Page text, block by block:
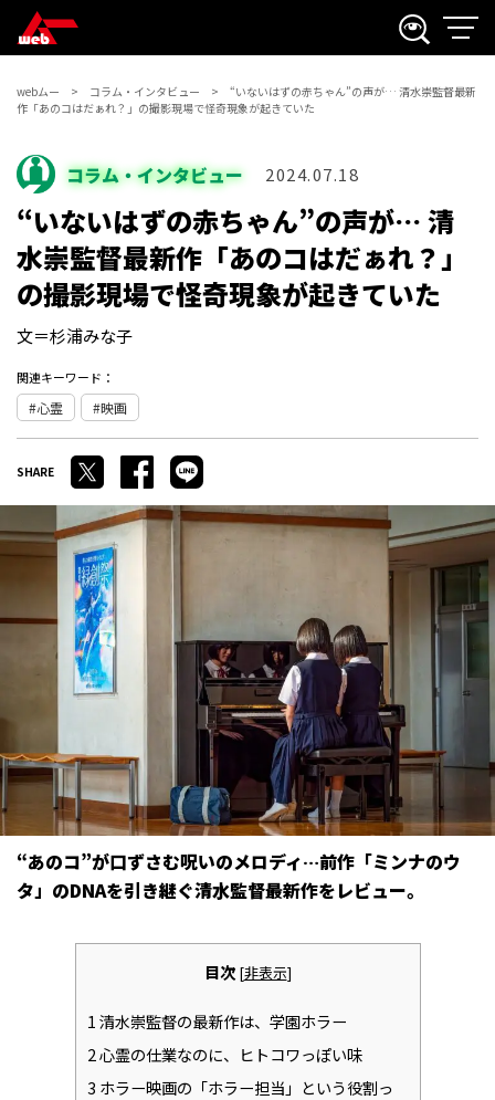
webムー コラム・インタビュー
“いないはずの赤ちゃん”の声が… 清水崇監督最新
作「あのコはだぁれ？」の撮影現場で怪奇現象が起きていた
コラム・インタビュー 2024.07.18
“いないはずの赤ちゃん”の声が… 清
水崇監督最新作「あのコはだぁれ？」
の撮影現場で怪奇現象が起きていた
文＝杉浦みな子
関連キーワード：
心霊 映画
“あのコ”が口ずさむ呪いのメロディ…前作「ミンナのウ
タ」のDNAを引き継ぐ清水監督最新作をレビュー。
目次 [非表示]
1清水崇監督の最新作は、学園ホラー
2心霊の仕業なのに、ヒトコワっぽい味
3 ホラー映画の「ホラー担当」という役割っ